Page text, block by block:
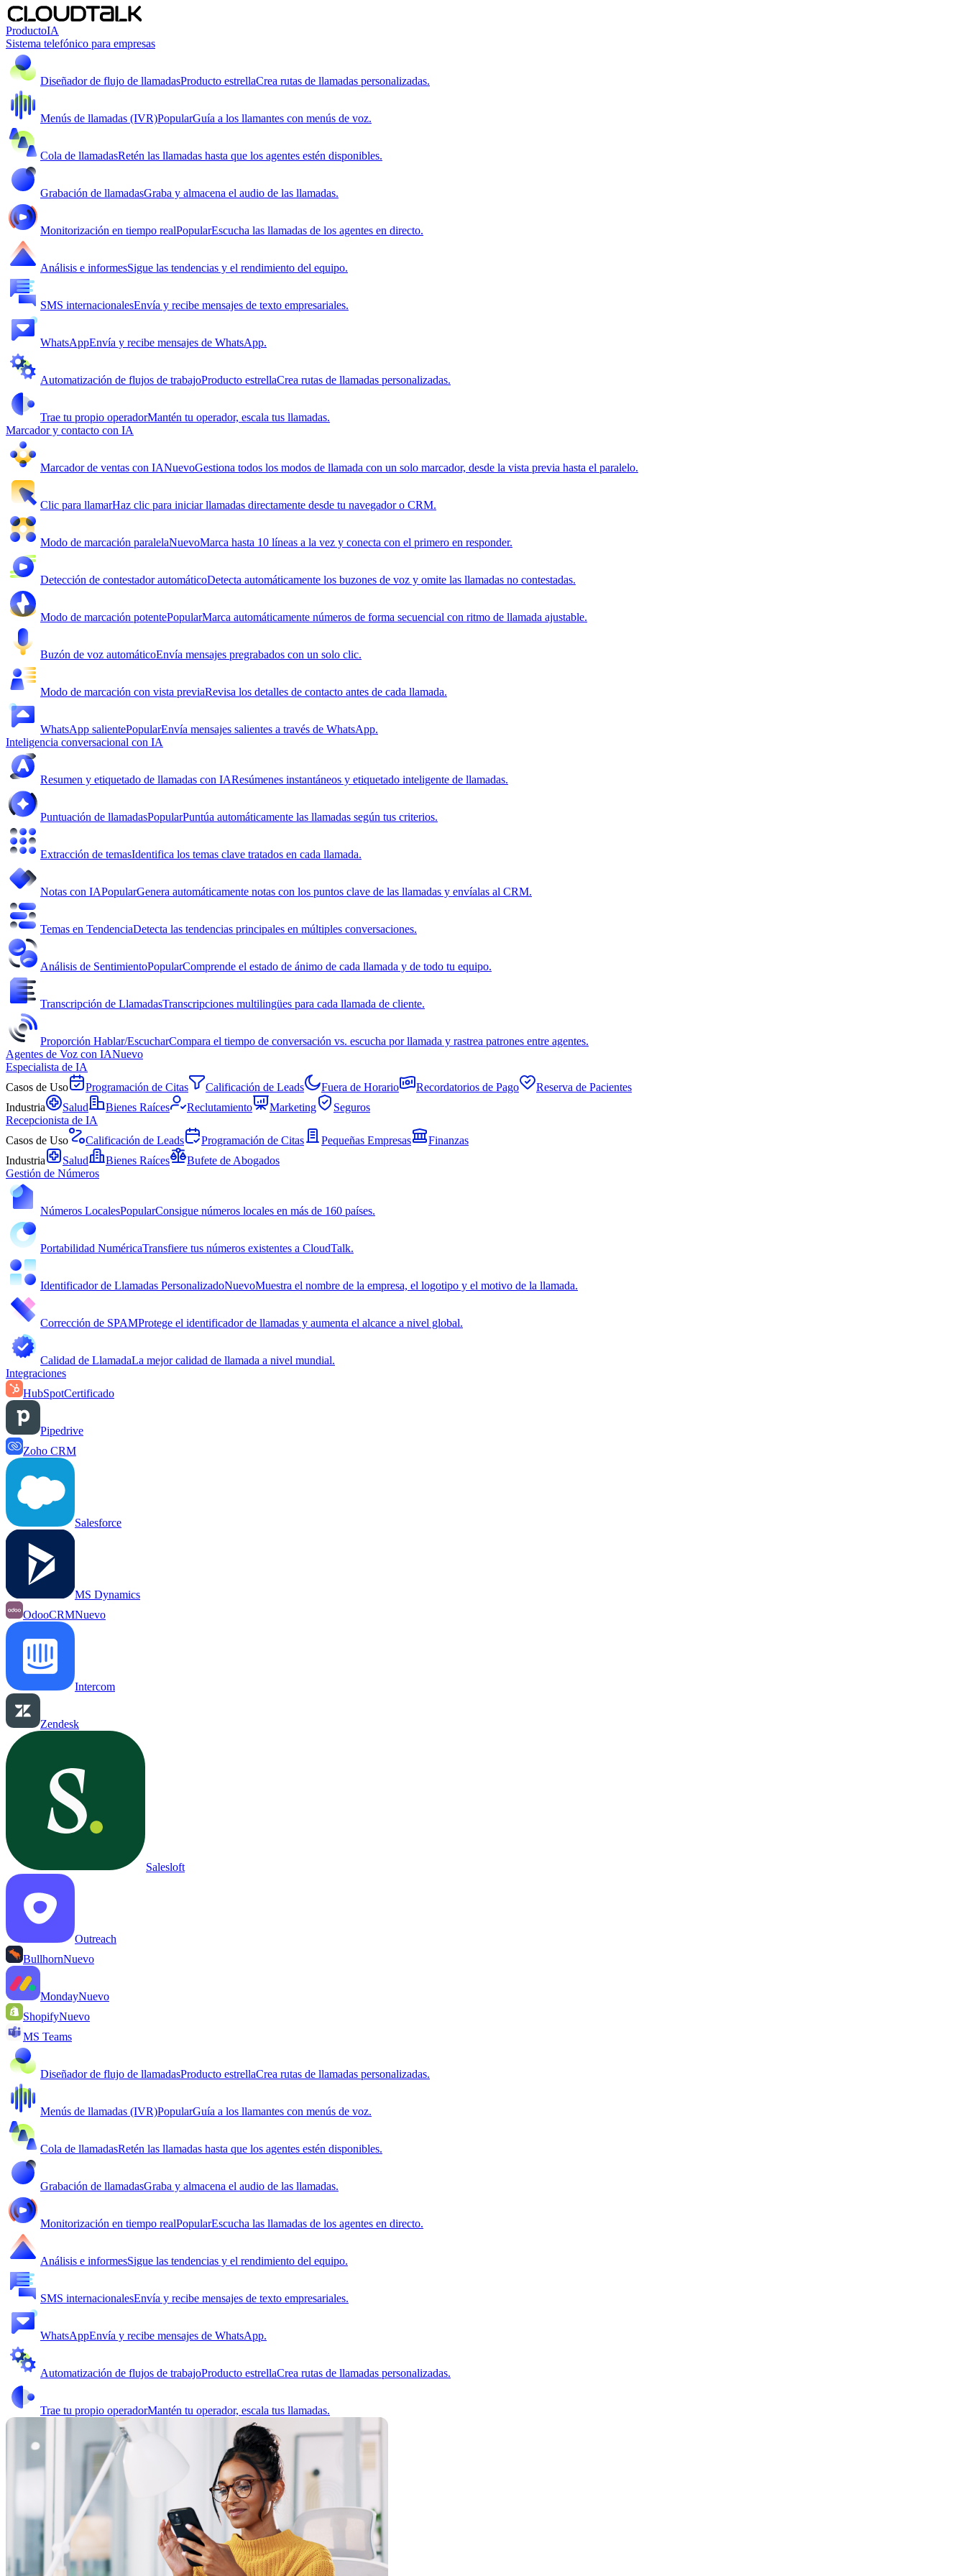
ProductoIA
Sistema telefónico para empresas
Diseñador de flujo de llamadasProducto estrellaCrea rutas de llamadas personalizadas.
Menús de llamadas (IVR)PopularGuía a los llamantes con menús de voz.
Cola de llamadasRetén las llamadas hasta que los agentes estén disponibles.
Grabación de llamadasGraba y almacena el audio de las llamadas.
Monitorización en tiempo realPopularEscucha las llamadas de los agentes en directo.
Análisis e informesSigue las tendencias y el rendimiento del equipo.
SMS internacionalesEnvía y recibe mensajes de texto empresariales.
WhatsAppEnvía y recibe mensajes de WhatsApp.
Automatización de flujos de trabajoProducto estrellaCrea rutas de llamadas personalizadas.
Trae tu propio operadorMantén tu operador, escala tus llamadas.
Marcador y contacto con IA
Marcador de ventas con IANuevoGestiona todos los modos de llamada con un solo marcador, desde la vista previa hasta el paralelo.
Clic para llamarHaz clic para iniciar llamadas directamente desde tu navegador o CRM.
Modo de marcación paralelaNuevoMarca hasta 10 líneas a la vez y conecta con el primero en responder.
Detección de contestador automáticoDetecta automáticamente los buzones de voz y omite las llamadas no contestadas.
Modo de marcación potentePopularMarca automáticamente números de forma secuencial con ritmo de llamada ajustable.
Buzón de voz automáticoEnvía mensajes pregrabados con un solo clic.
Modo de marcación con vista previaRevisa los detalles de contacto antes de cada llamada.
WhatsApp salientePopularEnvía mensajes salientes a través de WhatsApp.
Inteligencia conversacional con IA
Resumen y etiquetado de llamadas con IAResúmenes instantáneos y etiquetado inteligente de llamadas.
Puntuación de llamadasPopularPuntúa automáticamente las llamadas según tus criterios.
Extracción de temasIdentifica los temas clave tratados en cada llamada.
Notas con IAPopularGenera automáticamente notas con los puntos clave de las llamadas y envíalas al CRM.
Temas en TendenciaDetecta las tendencias principales en múltiples conversaciones.
Análisis de SentimientoPopularComprende el estado de ánimo de cada llamada y de todo tu equipo.
Transcripción de LlamadasTranscripciones multilingües para cada llamada de cliente.
Proporción Hablar/EscucharCompara el tiempo de conversación vs. escucha por llamada y rastrea patrones entre agentes.
Agentes de Voz con IANuevo
Especialista de IA
Casos de Uso
Programación de Citas Calificación de Leads Fuera de Horario Recordatorios de Pago
Reserva de Pacientes
Industria
Salud Bienes Raíces Reclutamiento Marketing
Seguros
Recepcionista de IA
Casos de Uso
Calificación de Leads Programación de Citas Pequeñas Empresas
Finanzas
Industria
Salud Bienes Raíces
Bufete de Abogados
Gestión de Números
Números LocalesPopularConsigue números locales en más de 160 países.
Portabilidad NuméricaTransfiere tus números existentes a CloudTalk.
Identificador de Llamadas PersonalizadoNuevoMuestra el nombre de la empresa, el logotipo y el motivo de la llamada.
Corrección de SPAMProtege el identificador de llamadas y aumenta el alcance a nivel global.
Calidad de LlamadaLa mejor calidad de llamada a nivel mundial.
Integraciones
HubSpotCertificado
Pipedrive
Zoho CRM
Salesforce
MS Dynamics
OdooCRMNuevo
Intercom
Zendesk
Salesloft
Outreach
BullhornNuevo
MondayNuevo
ShopifyNuevo
MS Teams
Diseñador de flujo de llamadasProducto estrellaCrea rutas de llamadas personalizadas.
Menús de llamadas (IVR)PopularGuía a los llamantes con menús de voz.
Cola de llamadasRetén las llamadas hasta que los agentes estén disponibles.
Grabación de llamadasGraba y almacena el audio de las llamadas.
Monitorización en tiempo realPopularEscucha las llamadas de los agentes en directo.
Análisis e informesSigue las tendencias y el rendimiento del equipo.
SMS internacionalesEnvía y recibe mensajes de texto empresariales.
WhatsAppEnvía y recibe mensajes de WhatsApp.
Automatización de flujos de trabajoProducto estrellaCrea rutas de llamadas personalizadas.
Trae tu propio operadorMantén tu operador, escala tus llamadas.